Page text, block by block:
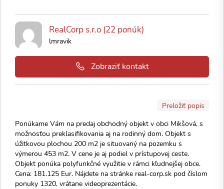
RealCorp s.r.o (22 ponúk)
lmravik
Zobraziť kontakt
Preložiť popis
Ponúkame Vám na predaj obchodný objekt v obci Mikšová, s
možnosťou preklasifikovania aj na rodinný dom. Objekt s
úžitkovou plochou 200 m2 je situovaný na pozemku s
výmerou 453 m2. V cene je aj podiel v prístupovej ceste.
Objekt ponúka polyfunkčné využitie v rámci kľudnejšej obce.
Cena: 181.125 Eur. Nájdete na stránke real-corp.sk pod číslom
ponuky 1320, vrátane videoprezentácie.